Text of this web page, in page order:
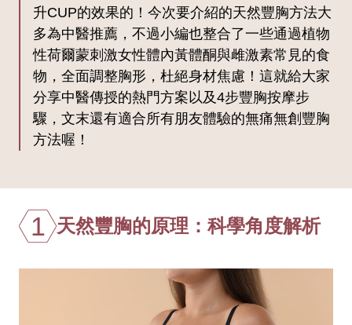
升CUP的效果的！今次要介紹的天然豐胸方法大
多為中醫推薦，不過小編也整合了一些通過植物
性荷爾蒙刺激女性體內黃體酮與雌激素常見的食
物，全面調整胸形，杜絕身材焦慮！這就給大家
分享中醫傳授的熱門方案以及4步豐胸按摩步
驟，文末還有適合所有朋友體驗的無痛無創豐胸
方法喔！
1 天然豐胸的原理：科學角度解析